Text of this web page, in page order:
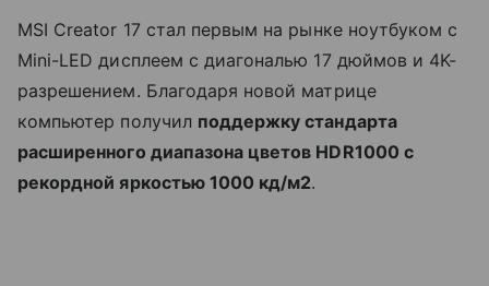
MSI Creator 17 стал первым на рынке ноутбуком с
Mini-LED дисплеем с диагональю 17 дюймов и 4K-
разрешением. Благодаря новой матрице
компьютер получил поддержку стандарта
расширенного диапазона цветов HDR1000 с
рекордной яркостью 1000 кд/м2.